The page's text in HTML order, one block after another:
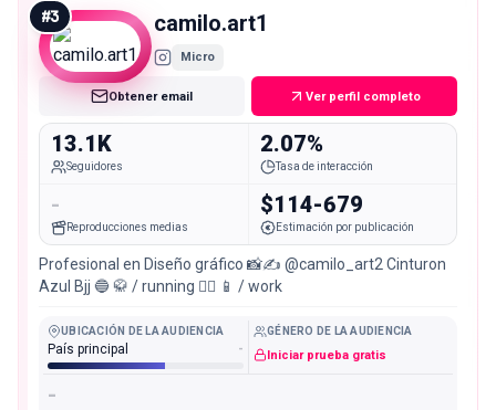
#3 camilo.art1
Micro
Obtener email Ver perfil completo
13.1K
Seguidores
2.07%
Tasa de interacción
-
Reproducciones medias
$114-679
Estimación por publicación
Profesional en Diseño gráfico 📸✍️ @camilo_art2 Cinturon
Azul Bjj 🔵 🥋 / running 🏃‍♂️ 📱 / work
UBICACIÓN DE LA AUDIENCIA
País principal -
GÉNERO DE LA AUDIENCIA
Iniciar prueba gratis
-